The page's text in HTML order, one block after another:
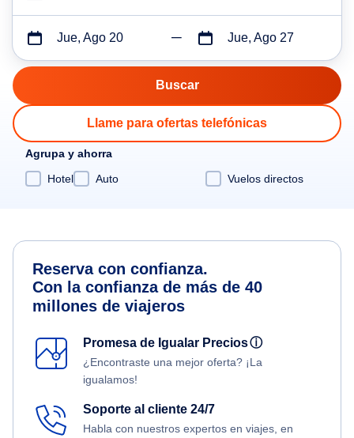
Jue, Ago 20 Jue, Ago 27
Llame para ofertas telefónicas
Agrupa y ahorra
Hotel
Auto Vuelos directos
Reserva con confianza.
Con la confianza de más de 40
millones de viajeros
Promesa de Igualar Preciosⓘ
¿Encontraste una mejor oferta? ¡La
igualamos!
Soporte al cliente 24/7
Habla con nuestros expertos en viajes, en